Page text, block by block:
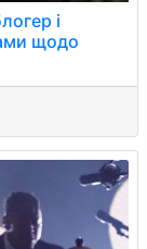
і
щодо